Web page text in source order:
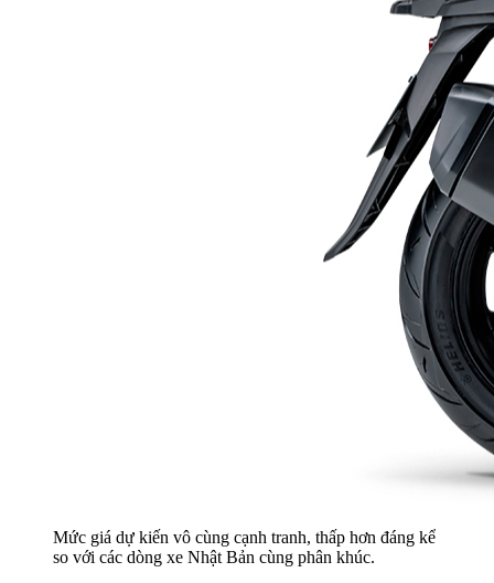
Mức giá dự kiến vô cùng cạnh tranh, thấp hơn đáng kể
so với các dòng xe Nhật Bản cùng phân khúc.